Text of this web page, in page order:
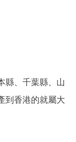
縣、千葉縣、山
到香港的就屬大